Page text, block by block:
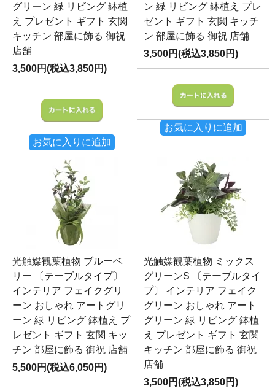
グリーン 緑 リビング 鉢植
え プレゼント ギフト 玄関
キッチン 部屋に飾る 御祝
店舗
3,500円(税込3,850円)
お気に入りに追加
ン 緑 リビング 鉢植え プレ
ゼント ギフト 玄関 キッチ
ン 部屋に飾る 御祝 店舗
3,500円(税込3,850円)
お気に入りに追加
光触媒観葉植物 ブルーベ
リー 〔テーブルタイプ〕
インテリア フェイクグリ
ーン おしゃれ アートグリ
ーン 緑 リビング 鉢植え プ
レゼント ギフト 玄関 キッ
チン 部屋に飾る 御祝 店舗
5,500円(税込6,050円)
光触媒観葉植物 ミックス
グリーンS 〔テーブルタイ
プ〕 インテリア フェイク
グリーン おしゃれ アート
グリーン 緑 リビング 鉢植
え プレゼント ギフト 玄関
キッチン 部屋に飾る 御祝
店舗
3,500円(税込3,850円)